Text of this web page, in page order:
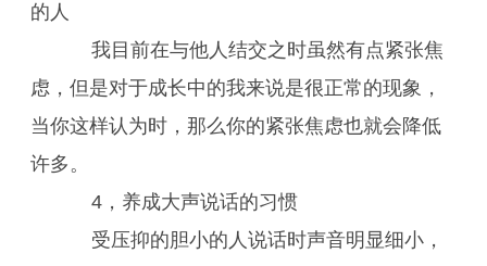
的人
我目前在与他人结交之时虽然有点紧张焦
虑，但是对于成长中的我来说是很正常的现象，
当你这样认为时，那么你的紧张焦虑也就会降低
许多。
4，养成大声说话的习惯
受压抑的胆小的人说话时声音明显细小，